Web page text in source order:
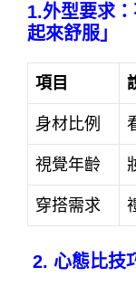
1.外型要求
起來舒服」
項目
身材比例
視覺年齡
穿搭需求
2. 心態比技